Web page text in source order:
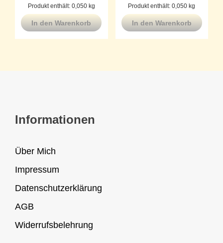
Produkt enthält: 0,050 kg
In den Warenkorb
Produkt enthält: 0,050kg
In den Warenkorb
Informationen
Über Mich
Impressum
Datenschutzerklärung
AGB
Widerrufsbelehrung